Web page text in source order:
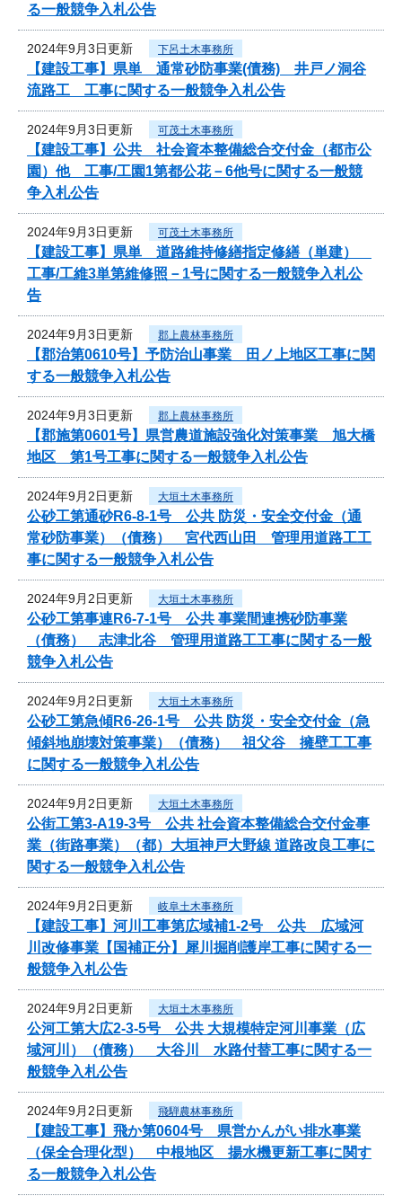
る一般競争入札公告
2024年9月3日更新 下呂土木事務所
【建設工事】県単 通常砂防事業(債務) 井戸ノ洞谷
流路工 工事に関する一般競争入札公告
2024年9月3日更新 可茂土木事務所
【建設工事】公共 社会資本整備総合交付金（都市公
園）他 工事/工園1第都公花－6他号に関する一般競
争入札公告
2024年9月3日更新 可茂土木事務所
【建設工事】県単 道路維持修繕指定修繕（単建）
工事/工維3単第維修照－1号に関する一般競争入札公
告
2024年9月3日更新 郡上農林事務所
【郡治第0610号】予防治山事業 田ノ上地区工事に関
する一般競争入札公告
2024年9月3日更新 郡上農林事務所
【郡施第0601号】県営農道施設強化対策事業 旭大橋
地区 第1号工事に関する一般競争入札公告
2024年9月2日更新 大垣土木事務所
公砂工第通砂R6-8-1号 公共 防災・安全交付金（通
常砂防事業）（債務） 宮代西山田 管理用道路工工
事に関する一般競争入札公告
2024年9月2日更新 大垣土木事務所
公砂工第事連R6-7-1号 公共 事業間連携砂防事業
（債務） 志津北谷 管理用道路工工事に関する一般
競争入札公告
2024年9月2日更新 大垣土木事務所
公砂工第急傾R6-26-1号 公共 防災・安全交付金（急
傾斜地崩壊対策事業）（債務） 祖父谷 擁壁工工事
に関する一般競争入札公告
2024年9月2日更新 大垣土木事務所
公街工第3-A19-3号 公共 社会資本整備総合交付金事
業（街路事業）（都）大垣神戸大野線 道路改良工事に
関する一般競争入札公告
2024年9月2日更新 岐阜土木事務所
【建設工事】河川工事第広域補1-2号 公共 広域河
川改修事業【国補正分】犀川掘削護岸工事に関する一
般競争入札公告
2024年9月2日更新 大垣土木事務所
公河工第大広2-3-5号 公共 大規模特定河川事業（広
域河川）（債務） 大谷川 水路付替工事に関する一
般競争入札公告
2024年9月2日更新 飛騨農林事務所
【建設工事】飛か第0604号 県営かんがい排水事業
（保全合理化型） 中根地区 揚水機更新工事に関す
る一般競争入札公告